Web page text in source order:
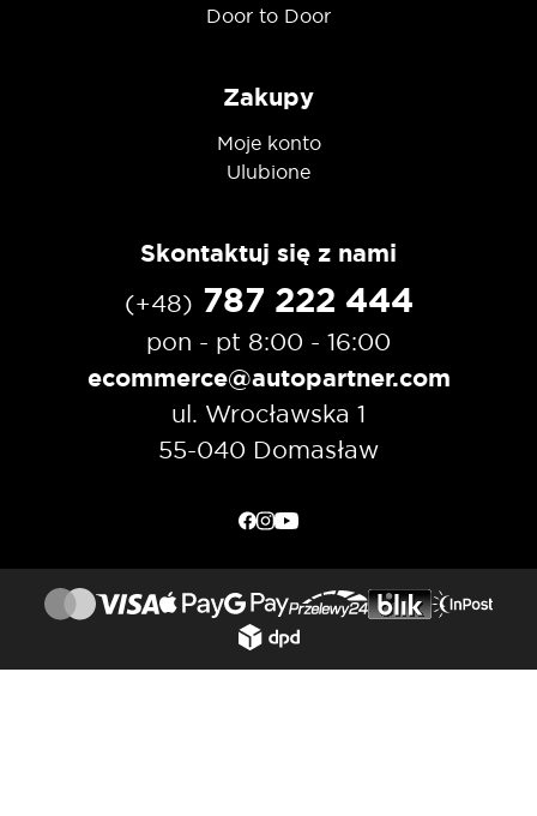
Door to Door
Zakupy
Moje konto
Ulubione
Skontaktuj się z nami
(+48) 787 222 444
pon - pt 8:00 - 16:00
ecommerce@autopartner.com
ul. Wrocławska 1
55-040 Domasław